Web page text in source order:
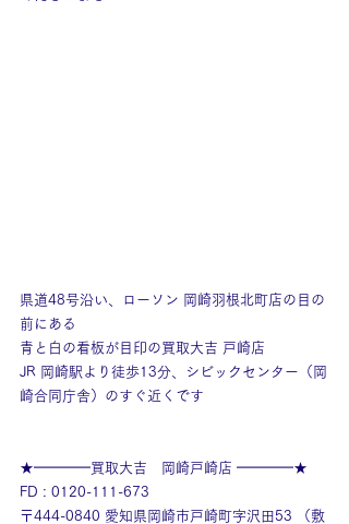
県道48号沿い、ローソン 岡崎羽根北町店の目の
前にある
青と白の看板が目印の買取大吉 戸崎店
JR 岡崎駅より徒歩13分、シビックセンター（岡
崎合同庁舎）のすぐ近くです
★━━━━買取大吉　岡崎戸崎店 ━━━━★
FD : 0120-111-673
〒444-0840 愛知県岡崎市戸崎町字沢田53 （敷